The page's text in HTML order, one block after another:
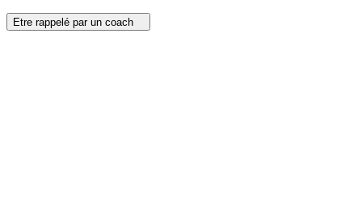
Etre rappelé par un coach